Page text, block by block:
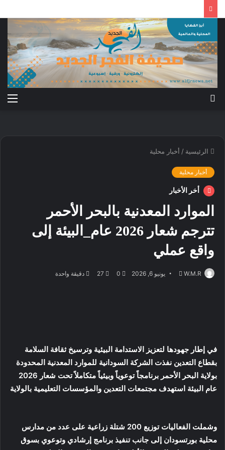
الرئيسية / أخبار محلية
أخبار محلية
أخر الأخبار
الموارد المعدنية بالبحر الأحمر
تترجم شعار 2026 عام_البيئة إلى
واقع عملي
W.M.R
أرسل يونيو 6, 2026 0
27 دقيقة واحدة
في إطار جهودها لتعزيز الاستدامة البيئية وترسيخ ثقافة السلامة
بقطاع التعدين نفذت الشركة السودانية للموارد المعدنية المحدودة
بولاية البحر الأحمر برنامجاً توعوياً وبيئياً متكاملاً تحت شعار 2026
عام البيئة استهدف مجتمعات التعدين والمؤسسات التعليمية بالولاية
وشملت الفعاليات توزيع 200 شتلة زراعية على عدد من مدارس
محلية بورتسودان إلى جانب تنفيذ برنامج إرشادي وتوعوي بسوق